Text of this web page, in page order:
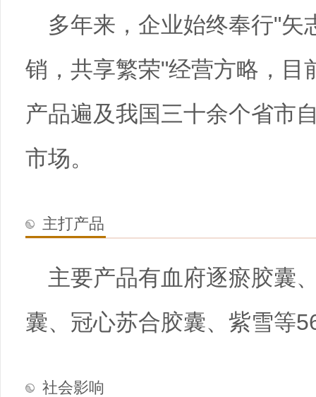
多年来，企业始终奉行"矢
销，共享繁荣"经营方略，目
产品遍及我国三十余个省市
市场。
主打产品
主要产品有血府逐瘀胶囊
囊、冠心苏合胶囊、紫雪等
社会影响